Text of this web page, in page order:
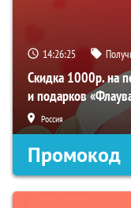
14:26:24
Скидка 1000р. на
и подарков
Россия
Промокод